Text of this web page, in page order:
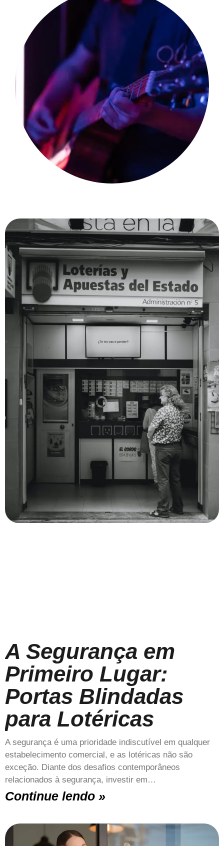
A Segurança em
Primeiro Lugar:
Portas Blindadas
para Lotéricas
A segurança é uma prioridade indiscutível em qualquer
estabelecimento comercial, e as lotéricas não são
exceção. Diante dos desafios contemporâneos
relacionados à segurança, investir em…
Continue lendo »